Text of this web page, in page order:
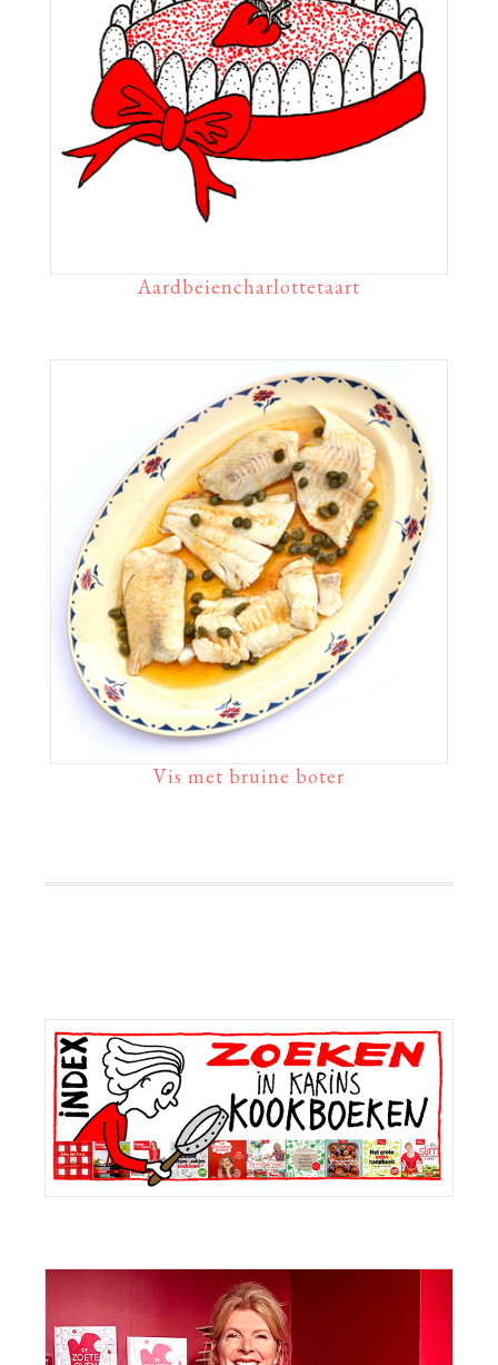
Aardbeiencharlottetaart
Vis met bruine boter
Primaire
Sidebar